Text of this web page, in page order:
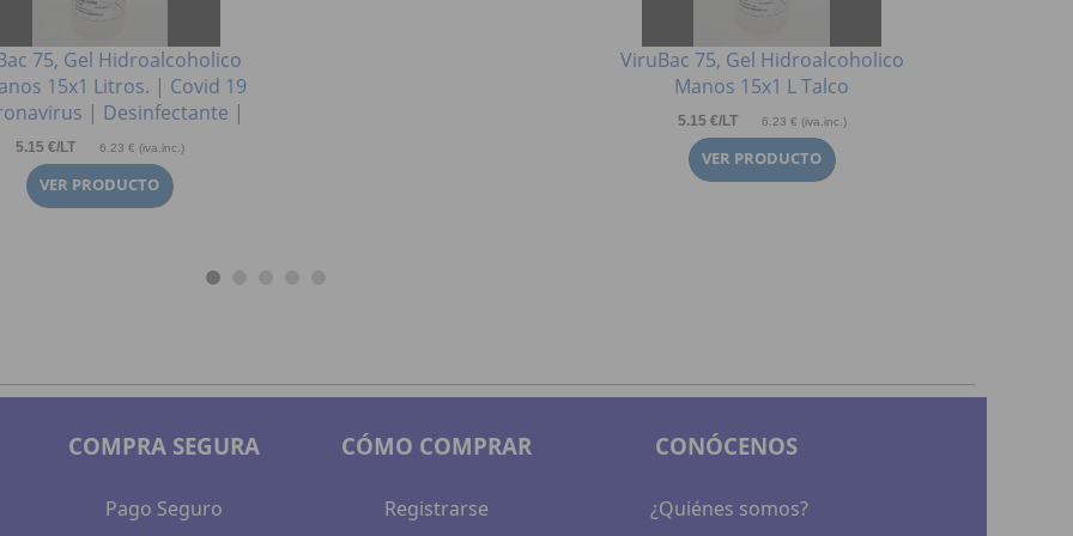
75, Gel Hidroalcoholico
15x1 Litros. | Covid 19
| Desinfectante |
5.15 €/LT 6.23 € (iva.inc.)
ViruBac 75, Gel Hidroalcoholico
Manos 15x1 L Talco
5.15 €/LT 6.23 € (iva.inc.)
COMPRA SEGURA
Pago Seguro
CÓMO COMPRAR
Registrarse
CONÓCENOS
¿Quiénes somos?